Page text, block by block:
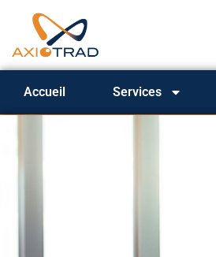
Accueil Services